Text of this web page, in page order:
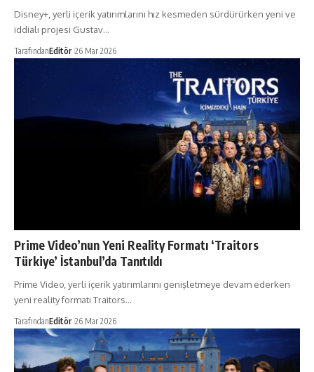
Disney+, yerli içerik yatırımlarını hız kesmeden sürdürürken yeni ve
iddialı projesi Gustav…
TarafındanEditör 26 Mar 2026
Prime Video’nun Yeni Reality Formatı ‘Traitors
Türkiye’ İstanbul’da Tanıtıldı
Prime Video, yerli içerik yatırımlarını genişletmeye devam ederken
yeni reality formatı Traitors…
TarafındanEditör 26 Mar 2026